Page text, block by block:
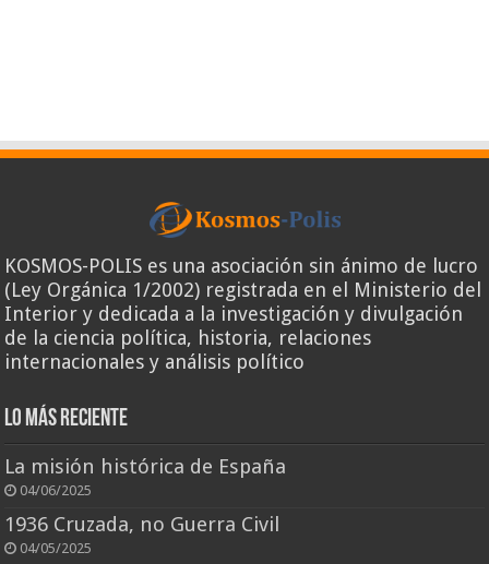
KOSMOS-POLIS es una asociación sin ánimo de lucro
(Ley Orgánica 1/2002) registrada en el Ministerio del
Interior y dedicada a la investigación y divulgación
de la ciencia política, historia, relaciones
internacionales y análisis político
Lo más reciente
La misión histórica de España
04/06/2025
1936 Cruzada, no Guerra Civil
04/05/2025